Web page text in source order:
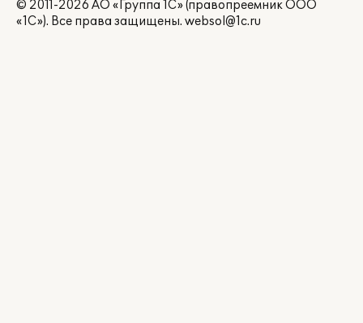
© 2011-2026 АО «Группа 1С» (правопреемник ООО
«1С»). Все права защищены. websol@1c.ru